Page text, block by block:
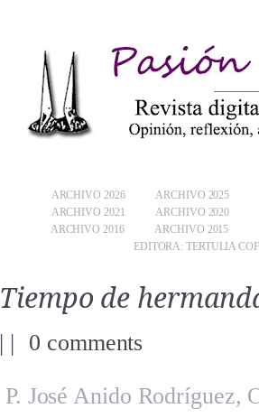
ARCHIVO 2026
ARCHIVO 2025
ARCHIVO 2021
ARCHIVO 2020
ARCHIVO 2016
ARCHIVO 2015
EDITORA: TERTULIA
Tiempo de
| | 0 comments
P. José Anido Rodríguez,